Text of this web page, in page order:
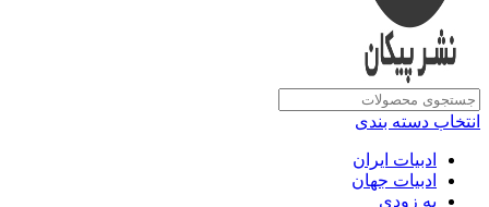
انتخاب دسته بندی
ادبیات ایران
ادبیات جهان
به زودی